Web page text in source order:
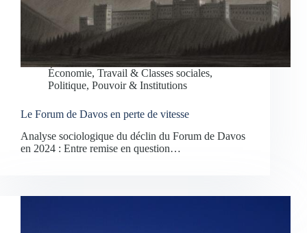
Économie, Travail & Classes sociales,
Politique, Pouvoir & Institutions
Le Forum de Davos en perte de vitesse
Analyse sociologique du déclin du Forum de Davos
en 2024 : Entre remise en question…